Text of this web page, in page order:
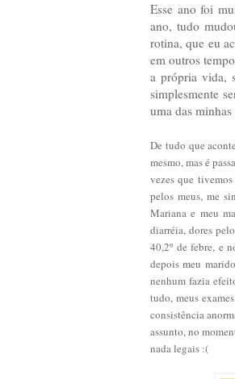
Esse ano foi
ano, tudo
rotina, que eu
em outros
a própria vida,
simplesmente
uma das
De tudo que
mesmo, mas é
vezes que
pelos meus, me
Mariana e meu
diarréia, dores
40,2º de febre, e
depois meu
nenhum fazia
tudo, meus
consistência
assunto, no
nada legais :(